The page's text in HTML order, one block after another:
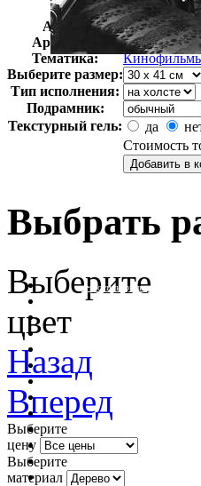
Автор:
Неизвестно
Арт-стиль
Ретро-
Тематика:
Выберите размер:
Тип исполнения:
Подрамник:
Текстурный гель:
да
Стоимость
Выбрать
очистить фильтр цвета
Выберите
цвет
Назад
Вперед
Выберите
цену
Выберите
материал